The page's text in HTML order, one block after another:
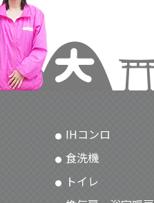
IHコンロ
食洗機
トイレ